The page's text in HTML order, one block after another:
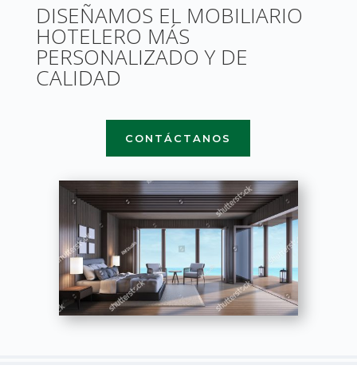
DISEÑAMOS EL MOBILIARIO
HOTELERO MÁS
PERSONALIZADO Y DE
CALIDAD
CONTÁCTANOS